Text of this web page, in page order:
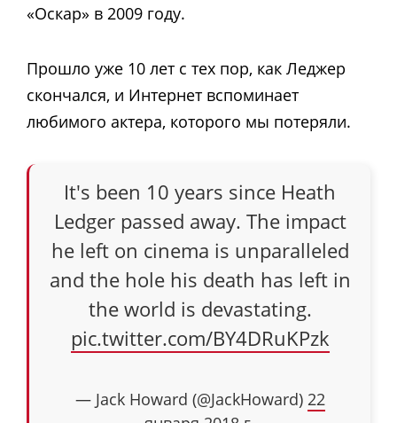
«Оскар» в 2009 году.
Прошло уже 10 лет с тех пор, как Леджер
скончался, и Интернет вспоминает
любимого актера, которого мы потеряли.
It's been 10 years since Heath
Ledger passed away. The impact
he left on cinema is unparalleled
and the hole his death has left in
the world is devastating.
pic.twitter.com/BY4DRuKPzk
— Jack Howard (@JackHoward) 22